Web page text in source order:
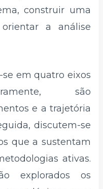
construir uma
a análise
em quatro eixos
são
e a trajetória
discutem-se
que a sustentam
ativas.
explorados os